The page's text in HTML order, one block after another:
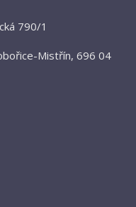
790/1
Mistřín, 696 04